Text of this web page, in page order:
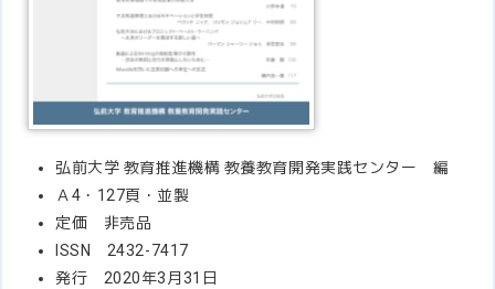
弘前大学 教育推進機構 教養教育開発実践センター 編
Ａ4・127頁・並製
定価 非売品
ISSN 2432-7417
発行 2020年3月31日